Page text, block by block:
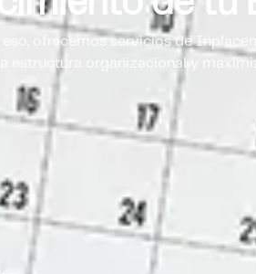
ofrecemos servicios de
estructura organizacional y